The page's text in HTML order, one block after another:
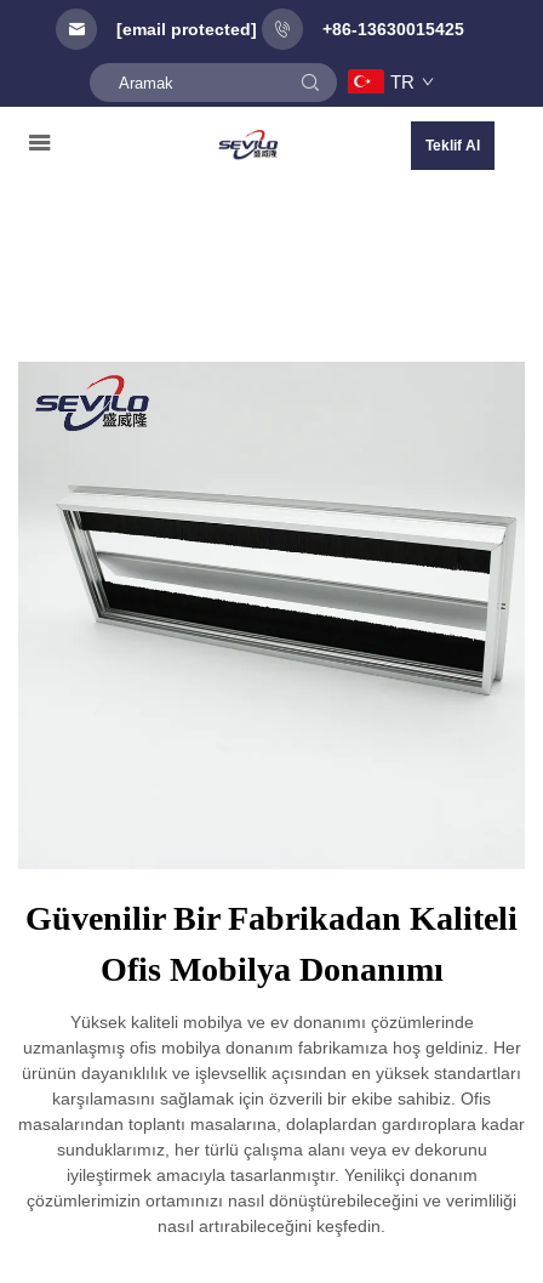
[email protected] +86-13630015425
TR
Teklif Al
Güvenilir Bir Fabrikadan Kaliteli
Ofis Mobilya Donanımı
Yüksek kaliteli mobilya ve ev donanımı çözümlerinde
uzmanlaşmış ofis mobilya donanım fabrikamıza hoş geldiniz. Her
ürünün dayanıklılık ve işlevsellik açısından en yüksek standartları
karşılamasını sağlamak için özverili bir ekibe sahibiz. Ofis
masalarından toplantı masalarına, dolaplardan gardıroplara kadar
sunduklarımız, her türlü çalışma alanı veya ev dekorunu
iyileştirmek amacıyla tasarlanmıştır. Yenilikçi donanım
çözümlerimizin ortamınızı nasıl dönüştürebileceğini ve verimliliği
nasıl artırabileceğini keşfedin.